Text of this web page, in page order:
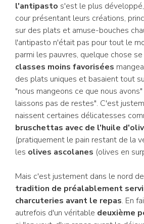
l'antipasto s'est le plus
cour présentant leurs créations,
sur des plats et amuse-bouches
l'antipasto n'était pas pour tout le
parmi les pauvres, quelque chose
classes moins favorisées
des plats uniques et basaient tout
"nous mangeons ce que nous
laissons pas de restes". C'est
naissent certaines délicatesses
bruschettas avec de l'huile
(pratiquement le pain restant de la
les olives ascolanes (olives en
Mais c'est justement dans le nord
tradition de préalablement
charcuteries avant le repas. En
autrefois d'un véritable deuxième